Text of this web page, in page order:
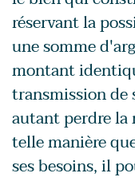
réservant la
une somme
montant
transmission de
autant perdre la
telle manière
ses besoins, il